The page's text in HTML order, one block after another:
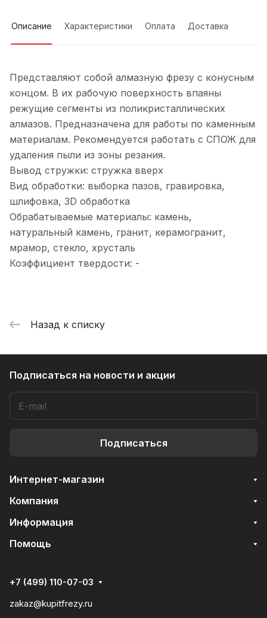
Описание Характеристики Оплата Доставка
Представляют собой алмазную фрезу с конусным
концом. В их рабочую поверхность впаяны
режущие сегменты из поликристаллических
алмазов. Предназначена для работы по каменным
материалам. Рекомендуется работать с СПОЖ для
удаления пыли из зоны резания.
Вывод стружки: стружка вверх
Вид обработки: выборка пазов, гравировка,
шлифовка, 3D обработка
Обрабатываемые материалы: камень,
натуральный камень, гранит, керамогранит,
мрамор, стекло, хрусталь
Коэффициент твердости: -
Назад к списку
Подписаться на новости и акции
Подписаться
Интернет-магазин
Компания
Информация
Помощь
+7 (499) 110-07-03
zakaz@kupitfrezy.ru